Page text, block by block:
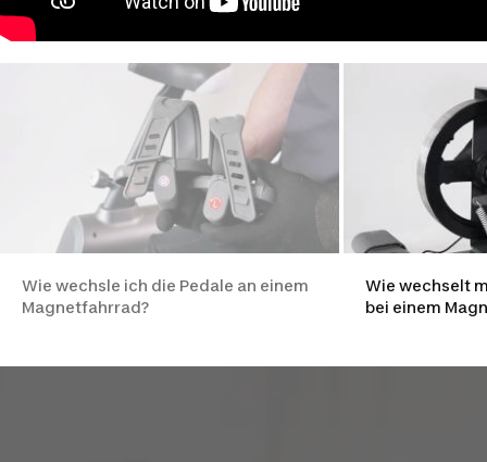
Wie wechsle ich die Pedale an einem
Magnetfahrrad?
Wie wechselt
bei einem